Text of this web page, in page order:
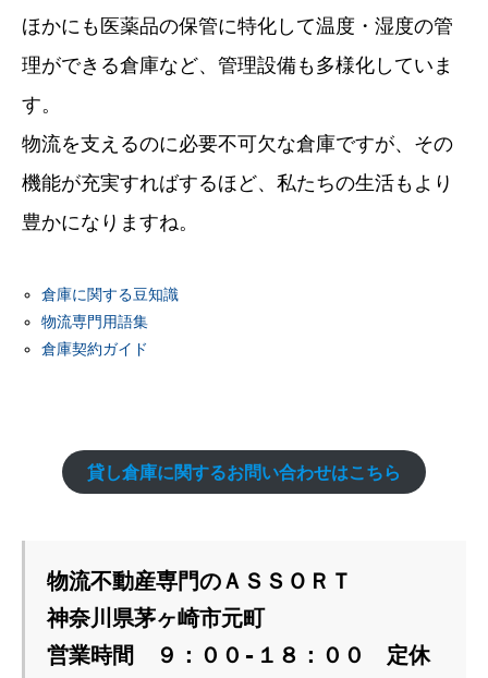
ほかにも医薬品の保管に特化して温度・湿度の管
理ができる倉庫など、管理設備も多様化していま
す。
物流を支えるのに必要不可欠な倉庫ですが、その
機能が充実すればするほど、私たちの生活もより
豊かになりますね。
倉庫に関する豆知識
物流専門用語集
倉庫契約ガイド
貸し倉庫に関するお問い合わせはこちら
物流不動産専門のＡＳＳＯＲＴ
神奈川県茅ヶ崎市元町
営業時間　９：００‐１８：００　定休